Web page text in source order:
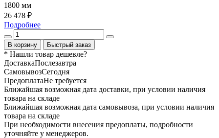
1800 мм
26 478 ₽
Подробнее
В корзину Быстрый заказ
* Нашли товар дешевле?
ДоставкаПослезавтра
СамовывозСегодня
ПредоплатаНе требуется
Ближайшая возможная дата доставки, при условии наличия
товара на складе
Ближайшая возможная дата самовывоза, при условии наличия
товара на складе
При необходимости внесения предоплаты, подробности
уточняйте у менеджеров.